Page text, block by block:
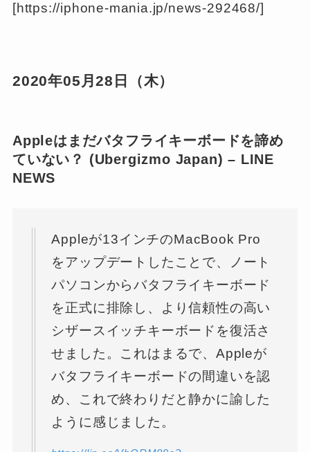
[https://iphone-mania.jp/news-292468/]
2020年05月28日（木）
Appleはまだバタフライキーボードを諦め
ていない？ (Ubergizmo Japan) – LINE
NEWS
Appleが13インチのMacBook Pro
をアップデートしたことで、ノート
パソコンからバタフライキーボード
を正式に排除し、より信頼性の高い
シザースイッチキーボードを復活さ
せました。これはまるで、Appleが
バタフライキーボードの間違いを認
め、これで終わりだと静かに諭した
ように感じました。